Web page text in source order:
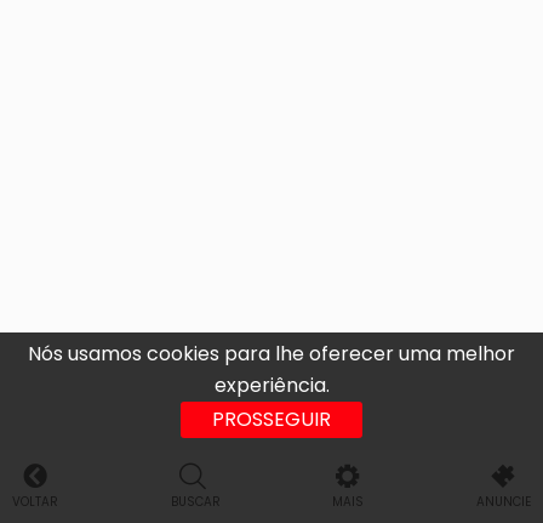
Nós usamos cookies para lhe oferecer uma melhor
experiência.
PROSSEGUIR
VOLTAR BUSCAR MAIS ANUNCIE